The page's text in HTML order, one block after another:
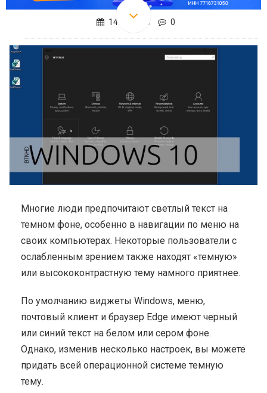
14.07.2018 0
Многие люди предпочитают светлый текст на
темном фоне, особенно в навигации по меню на
своих компьютерах. Некоторые пользователи с
ослабленным зрением также находят «темную»
или высококонтрастную тему намного приятнее.
По умолчанию виджеты Windows, меню,
почтовый клиент и браузер Edge имеют черный
или синий текст на белом или сером фоне.
Однако, изменив несколько настроек, вы можете
придать всей операционной системе темную
тему.